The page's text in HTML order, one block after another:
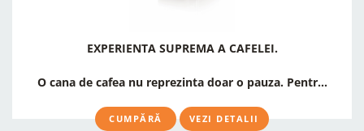
EXPERIENTA SUPREMA A CAFELEI.
O cana de cafea nu reprezinta doar o pauza. Pentr...
CUMPĂRĂ VEZI DETALII